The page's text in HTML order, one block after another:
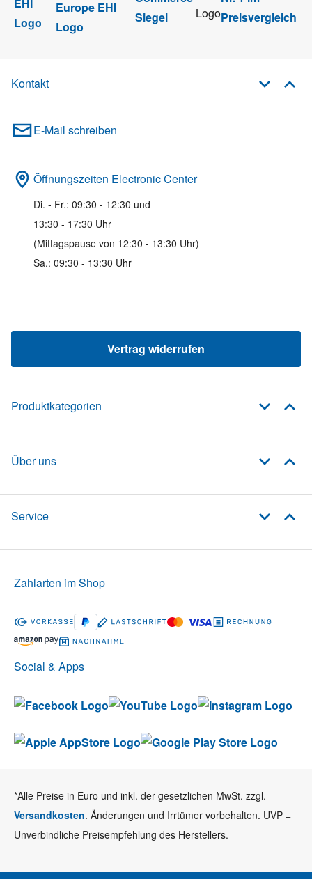
Kontakt
E-Mail schreiben
Öffnungszeiten Electronic Center
Di. - Fr.: 09:30 - 12:30 und
13:30 - 17:30 Uhr
(Mittagspause von 12:30 - 13:30 Uhr)
Sa.: 09:30 - 13:30 Uhr
Vertrag widerrufen
Produktkategorien
Über uns
Service
Social & Apps
Zahlarten im Shop
*Alle Preise in Euro und inkl. der gesetzlichen MwSt. zzgl.
Versandkosten. Änderungen und Irrtümer vorbehalten. UVP =
Unverbindliche Preisempfehlung des Herstellers.